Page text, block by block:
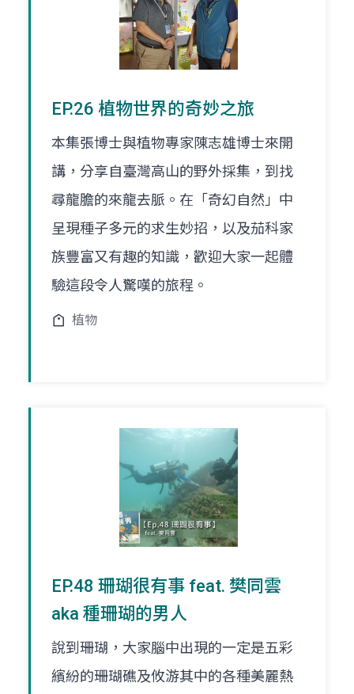
EP.26 植物世界的奇妙之旅
本集張博士與植物專家陳志雄博士來開
講，分享自臺灣高山的野外採集，到找
尋龍膽的來龍去脈。在「奇幻自然」中
呈現種子多元的求生妙招，以及茄科家
族豐富又有趣的知識，歡迎大家一起體
驗這段令人驚嘆的旅程。
植物
EP.48 珊瑚很有事 feat. 樊同雲
aka 種珊瑚的男人
說到珊瑚，大家腦中出現的一定是五彩
繽紛的珊瑚礁及攸游其中的各種美麗熱